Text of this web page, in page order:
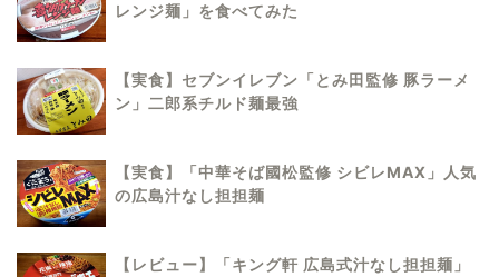
レンジ麺」を食べてみた
【実食】セブンイレブン「とみ田監修 豚ラーメ
ン」二郎系チルド麺最強
【実食】「中華そば國松監修 シビレMAX」人気
の広島汁なし担担麺
【レビュー】「キング軒 広島式汁なし担担麺」